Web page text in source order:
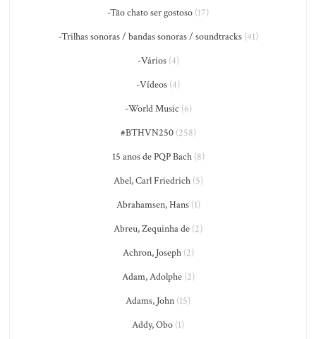
-Tão chato ser gostoso (17)
-Trilhas sonoras / bandas sonoras / soundtracks(41)
-Vários(4)
-Vídeos (4)
-World Music (6)
#BTHVN250(258)
15 anos de PQP Bach(8)
Abel, Carl Friedrich(5)
Abrahamsen, Hans(1)
Abreu, Zequinha de (2)
Achron, Joseph(2)
Adam, Adolphe(2)
Adams, John (15)
Addy, Obo (1)